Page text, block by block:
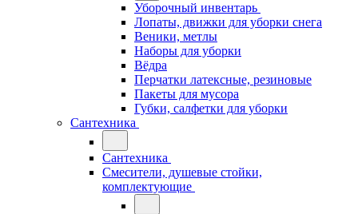
Уборочный инвентарь
Лопаты, движки для уборки снега
Веники, метлы
Наборы для уборки
Вёдра
Перчатки латексные, резиновые
Пакеты для мусора
Губки, салфетки для уборки
Сантехника
Сантехника
Смесители, душевые стойки,
комплектующие